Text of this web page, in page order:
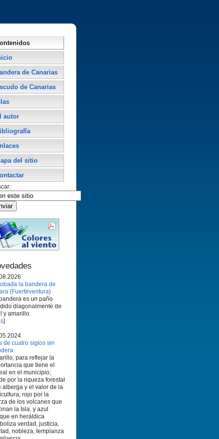
de Canarias
de Canarias
autor
del sitio
la bandera de
(Fuerteventura)
es un paño
diagonalmente de
y amarillo.
]
de cuatro siglos sin
para reflejar la
que tiene el
en el municipio;
por la riqueza forestal
alberga y el valor de la
rojo por la
de los volcanes que
la Isla, y azul
en heráldica
verdad, justicia,
nobleza, templanza